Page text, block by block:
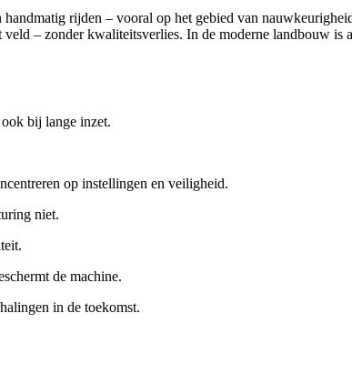
rijden – vooral op het gebied van
– zonder kwaliteitsverlies. In de moderne landbouw is
bij lange inzet.
op instellingen en veiligheid.
niet.
de machine.
in de toekomst.